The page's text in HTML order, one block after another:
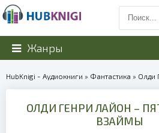
Жанры
HubKnigi - Аудиокниги » Фантастика » Олди
ОЛДИ ГЕНРИ ЛАЙОН –
ВЗАЙМЫ